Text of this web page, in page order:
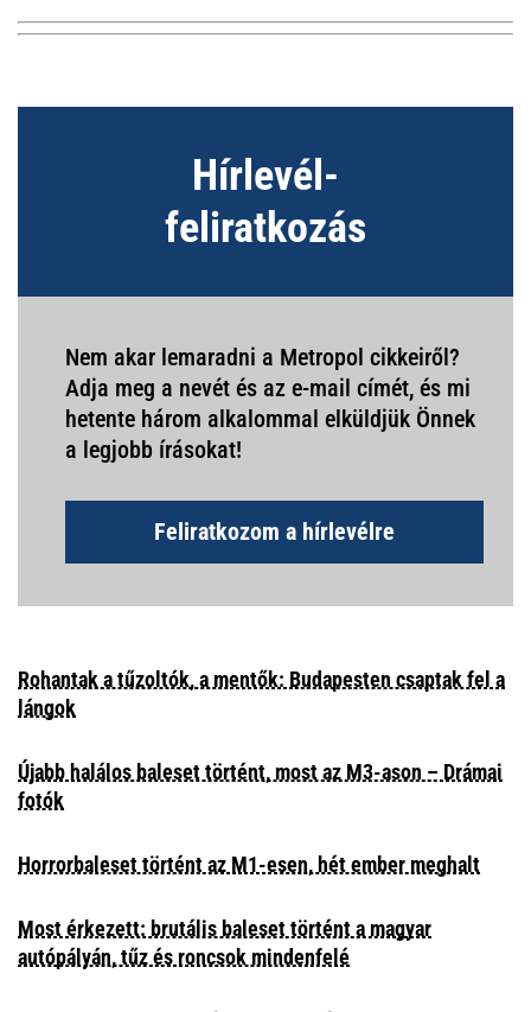
Hírlevél-
feliratkozás
Nem akar lemaradni a Metropol cikkeiről?
Adja meg a nevét és az e-mail címét, és mi
hetente három alkalommal elküldjük Önnek
a legjobb írásokat!
Feliratkozom a hírlevélre
Rohantak a tűzoltók, a mentők: Budapesten csaptak fel a
lángok
Újabb halálos baleset történt, most az M3-ason – Drámai
fotók
Horrorbaleset történt az M1-esen, hét ember meghalt
Most érkezett: brutális baleset történt a magyar
autópályán, tűz és roncsok mindenfelé